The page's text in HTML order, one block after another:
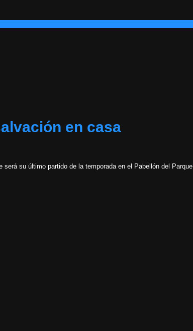
en casa
su último partido de la temporada en el Pabellón del Parque.